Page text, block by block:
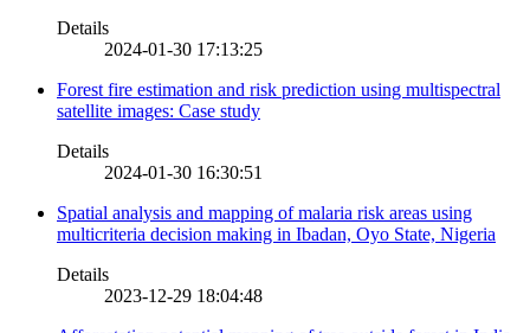
Details
2024-01-30 17:13:25
Forest fire estimation and risk prediction using multispectral
satellite images: Case study
Details
2024-01-30 16:30:51
Spatial analysis and mapping of malaria risk areas using
multicriteria decision making in Ibadan, Oyo State, Nigeria
Details
2023-12-29 18:04:48